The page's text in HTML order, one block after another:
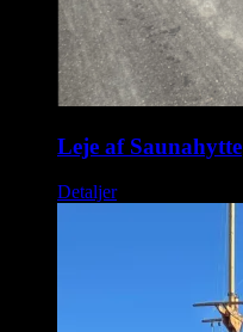
Leje af Saunahytte
Detaljer